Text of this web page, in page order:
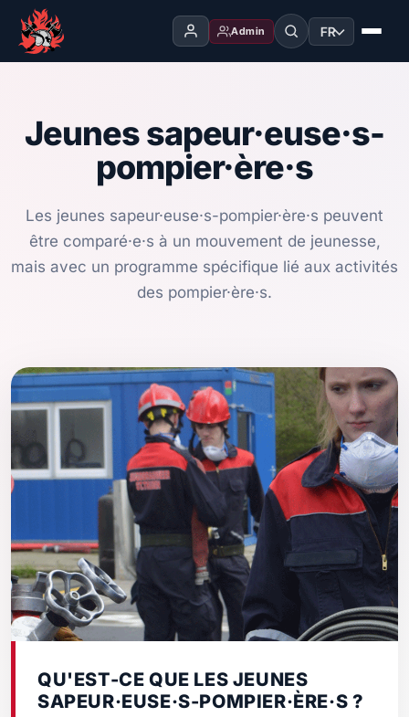
Admin FR
Jeunes sapeur·euse·s-
pompier·ère·s
Les jeunes sapeur·euse·s-pompier·ère·s peuvent
être comparé·e·s à un mouvement de jeunesse,
mais avec un programme spécifique lié aux activités
des pompier·ère·s.
QU'EST-CE QUE LES JEUNES
SAPEUR·EUSE·S-POMPIER·ÈRE·S ?